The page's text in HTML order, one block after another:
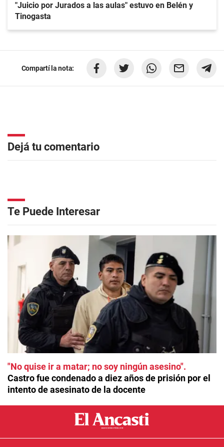
"Juicio por Jurados a las aulas" estuvo en Belén y
Tinogasta
Compartí la nota:
Dejá tu comentario
Te Puede Interesar
"No quise ir a matar; no soy ningún asesino"
Castro fue condenado a diez años de prisión por el
intento de asesinato de la docente